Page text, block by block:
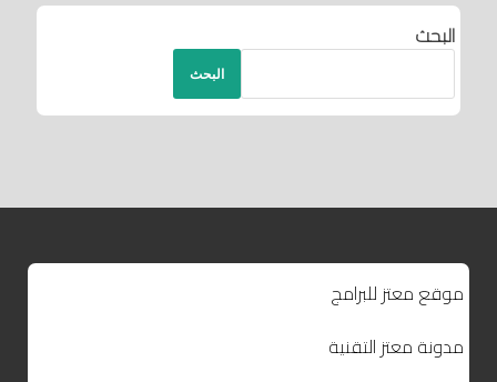
البحث
البحث
موقع معتز للبرامج
مدونة معتز التقنية